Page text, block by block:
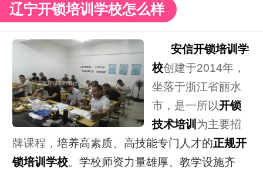
辽宁开锁培训学校怎么样
安信开锁培训学
校创建于2014年，
坐落于浙江省丽水
市，是一所以开锁
技术培训 为主要招
牌课程， 培养高素质、高技能专门人才的正规开
锁培训学校。 学校师资力量雄厚、教学设施齐